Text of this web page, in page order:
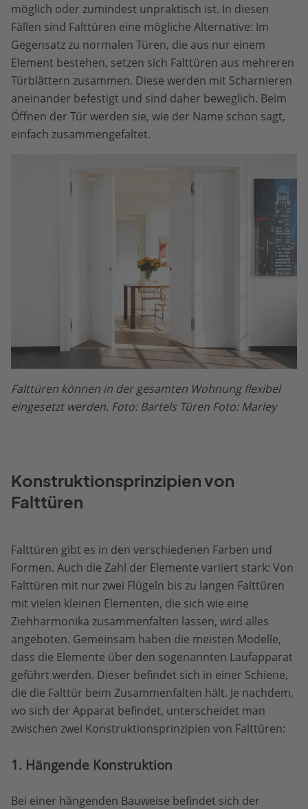
möglich oder zumindest unpraktisch ist. In diesen
Fällen sind Falttüren eine mögliche Alternative: Im
Gegensatz zu normalen Türen, die aus nur einem
Element bestehen, setzen sich Falttüren aus mehreren
Türblättern zusammen. Diese werden mit Scharnieren
aneinander befestigt und sind daher beweglich. Beim
Öffnen der Tür werden sie, wie der Name schon sagt,
einfach zusammengefaltet.
Falttüren können in der gesamten Wohnung flexibel
eingesetzt werden. Foto: Bartels Türen Foto: Marley
Konstruktionsprinzipien von
Falttüren
Falttüren gibt es in den verschiedenen Farben und
Formen. Auch die Zahl der Elemente variiert stark: Von
Falttüren mit nur zwei Flügeln bis zu langen Falttüren
mit vielen kleinen Elementen, die sich wie eine
Ziehharmonika zusammenfalten lassen, wird alles
angeboten. Gemeinsam haben die meisten Modelle,
dass die Elemente über den sogenannten Laufapparat
geführt werden. Dieser befindet sich in einer Schiene,
die die Falttür beim Zusammenfalten hält. Je nachdem,
wo sich der Apparat befindet, unterscheidet man
zwischen zwei Konstruktionsprinzipien von Falttüren:
1. Hängende Konstruktion
Bei einer hängenden Bauweise befindet sich der